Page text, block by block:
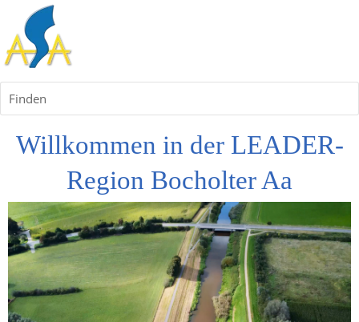
Finden
Willkommen in der LEADER-
Region Bocholter Aa